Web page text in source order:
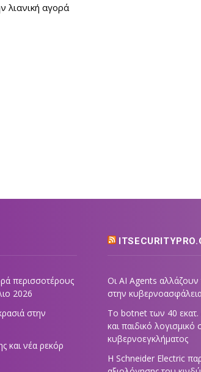
λιανική αγορά
περισσοτέρους
2026
στην
και νέα ρεκόρ
Οι AI Agents
στην
Το botnet των 40
και παιδικό
κυβερνοεγκλήματος
Η Schneider Electric